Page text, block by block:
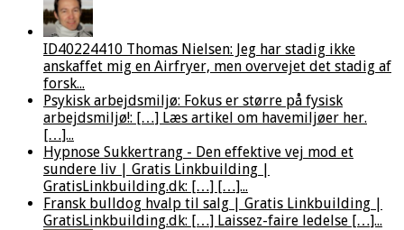
ID40224410 Thomas Nielsen: Jeg har stadig ikke
anskaffet mig en Airfryer, men overvejet det stadig af
forsk...
Psykisk arbejdsmiljø: Fokus er større på fysisk
arbejdsmiljø!: […] Læs artikel om havemiljøer her.
[…]...
Hypnose Sukkertrang - Den effektive vej mod et
sundere liv | Gratis Linkbuilding |
GratisLinkbuilding.dk: […] […]...
Fransk bulldog hvalp til salg | Gratis Linkbuilding |
GratisLinkbuilding.dk: […] Laissez-faire ledelse […]...